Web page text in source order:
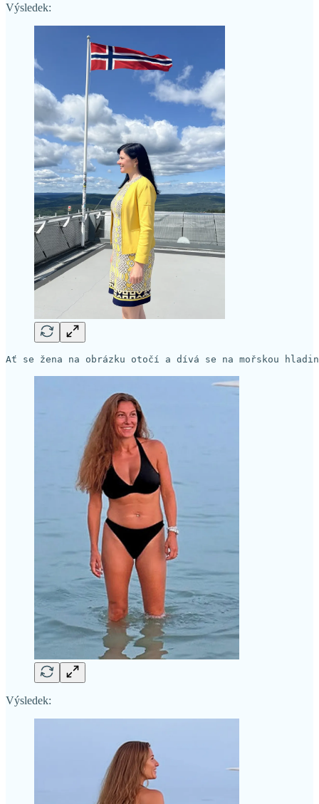
Výsledek:
Ať se žena na obrázku otočí a dívá se na mořskou
Výsledek: